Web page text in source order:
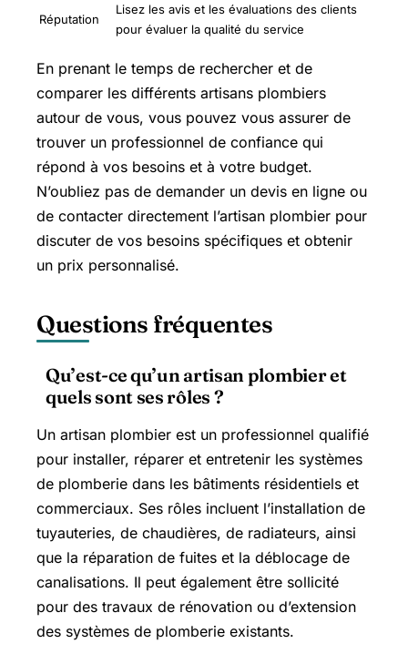
Réputation
Lisez les avis et les évaluations des clients
pour évaluer la qualité du service
En prenant le temps de rechercher et de
comparer les différents artisans plombiers
autour de vous, vous pouvez vous assurer de
trouver un professionnel de confiance qui
répond à vos besoins et à votre budget.
N’oubliez pas de demander un devis en ligne ou
de contacter directement l’artisan plombier pour
discuter de vos besoins spécifiques et obtenir
un prix personnalisé.
Questions fréquentes
Qu’est-ce qu’un artisan plombier et
quels sont ses rôles ?
Un artisan plombier est un professionnel qualifié
pour installer, réparer et entretenir les systèmes
de plomberie dans les bâtiments résidentiels et
commerciaux. Ses rôles incluent l’installation de
tuyauteries, de chaudières, de radiateurs, ainsi
que la réparation de fuites et la déblocage de
canalisations. Il peut également être sollicité
pour des travaux de rénovation ou d’extension
des systèmes de plomberie existants.